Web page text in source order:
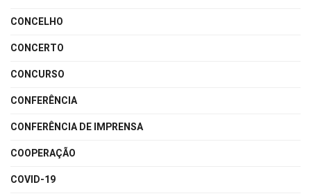
CONCELHO
CONCERTO
CONCURSO
CONFERÊNCIA
CONFERÊNCIA DE IMPRENSA
COOPERAÇÃO
COVID-19